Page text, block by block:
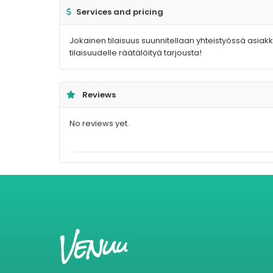
Services and pricing
Jokainen tilaisuus suunnitellaan yhteistyössä
tilaisuudelle räätälöityä tarjousta!
Reviews
No reviews yet.